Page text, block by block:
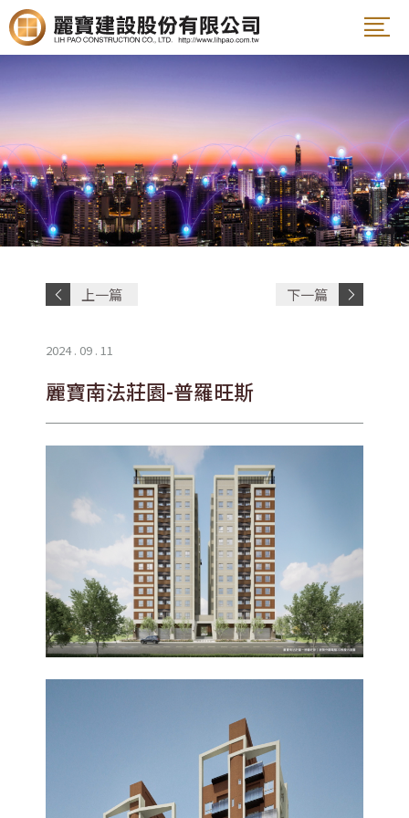
上一篇
下一篇
2024 . 09 . 11
麗寶南法莊園-普羅旺斯
案名
姓名
電話
E-Mail
問題簡述(80字以內)